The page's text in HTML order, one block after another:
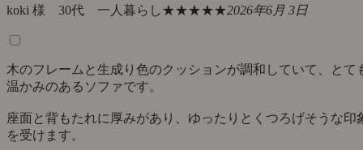
koki 様 30代 一人暮らし★★★★★2026年6月 3日
木のフレームと生成り色のクッションが調和していて、とて
温かみのあるソファです。
座面と背もたれに厚みがあり、ゆったりとくつろげそうな印
を受けます。